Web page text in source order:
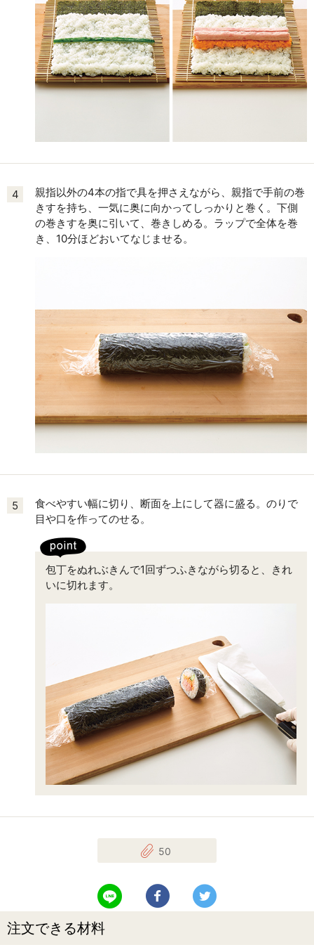
4
親指以外の4本の指で具を押さえながら、親指で手前の巻
きすを持ち、一気に奥に向かってしっかりと巻く。下側
の巻きすを奥に引いて、巻きしめる。ラップで全体を巻
き、10分ほどおいてなじませる。
5
食べやすい幅に切り、断面を上にして器に盛る。のりで
目や口を作ってのせる。
包丁をぬれぶきんで1回ずつふきながら切ると、きれ
いに切れます。
50
LINEで送る Facebookでシェアする
注文できる材料